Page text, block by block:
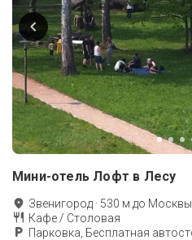
Мини-отель Лофт в Лесу
Звенигород · 530 м до
Кафе / Столовая
Парковка, Бесплатная